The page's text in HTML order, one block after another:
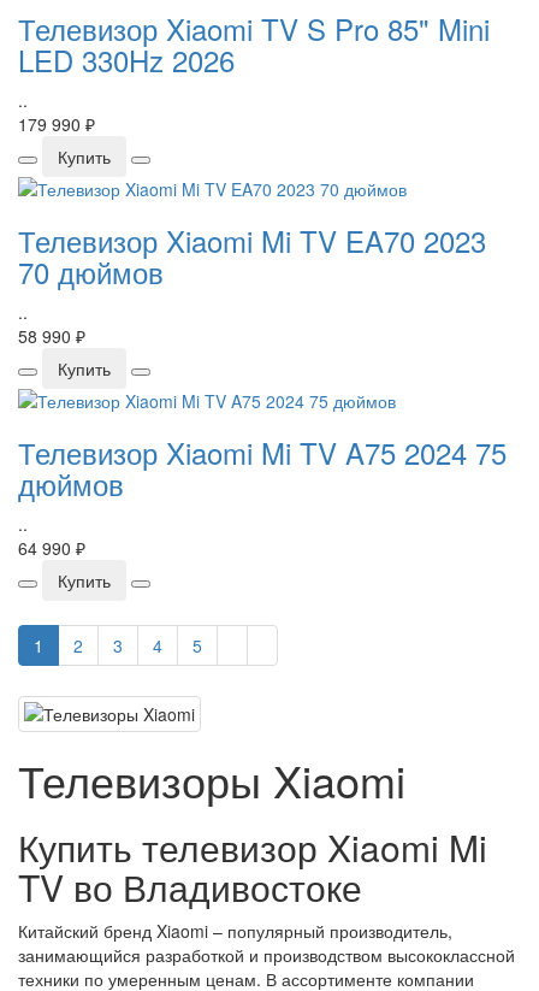
Телевизор Xiaomi TV S Pro 85" Mini
LED 330Hz 2026
..
179 990 ₽
Купить
Телевизор Xiaomi Mi TV EA70 2023
70 дюймов
..
58 990 ₽
Купить
Телевизор Xiaomi Mi TV A75 2024 75
дюймов
..
64 990 ₽
Купить
1 2 3 4 5
Телевизоры Xiaomi
Купить телевизор Xiaomi Mi
TV во Владивостоке
Китайский бренд Xiaomi – популярный производитель,
занимающийся разработкой и производством высококлассной
техники по умеренным ценам. В ассортименте компании